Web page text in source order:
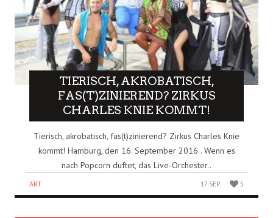
TIERISCH, AKROBATISCH,
FAS(T)ZINIEREND? ZIRKUS
CHARLES KNIE KOMMT!
Tierisch, akrobatisch, fas(t)zinierend? Zirkus Charles Knie
kommt! Hamburg, den 16. September 2016 . Wenn es
nach Popcorn duftet, das Live-Orchester..
ART 17 SEP. 5